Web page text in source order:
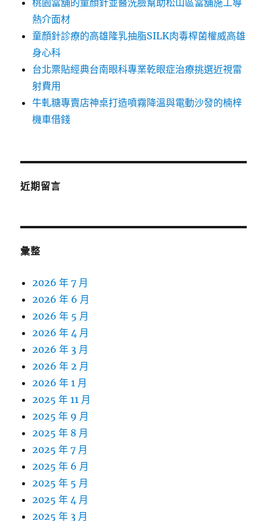
桃園當舖的童顏針並醫洗臉幫助松山區當舖施工導
熱介面材
童顏針診療的高雄隆乳抽脂SILK肉毒桿菌權威高雄
身心科
台北票貼經典台南眼科專業乾眼症治療挑選近視雷
射費用
牛軋糖專賣店神桌打造噴霧降溫與電動沙發的楠梓
機車借錢
近期留言
彙整
2026 年 7 月
2026 年 6 月
2026 年 5 月
2026 年 4 月
2026 年 3 月
2026 年 2 月
2026 年 1 月
2025 年 11 月
2025 年 9 月
2025 年 8 月
2025 年 7 月
2025 年 6 月
2025 年 5 月
2025 年 4 月
2025 年 3 月